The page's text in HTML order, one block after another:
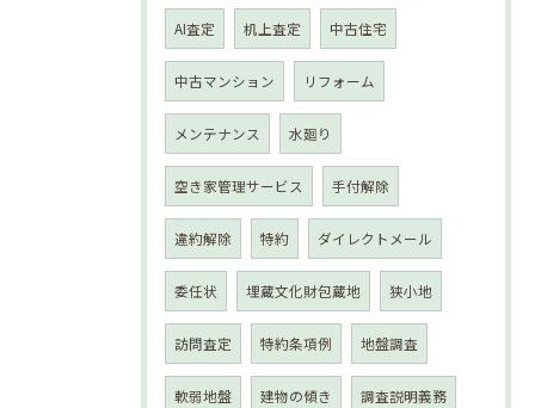
AI査定 机上査定 中古住宅
中古マンション リフォーム
メンテナンス 水廻り
空き家管理サービス 手付解除
違約解除 特約 ダイレクトメール
委任状 埋蔵文化財包蔵地 狭小地
訪問査定 特約条項例 地盤調査
軟弱地盤 建物の傾き 調査説明義務